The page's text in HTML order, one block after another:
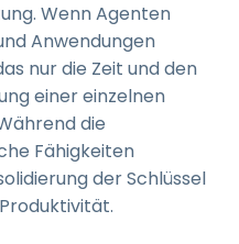
Wenn Agenten
Anwendungen
nur die Zeit und den
einer einzelnen
die
Fähigkeiten
der Schlüssel